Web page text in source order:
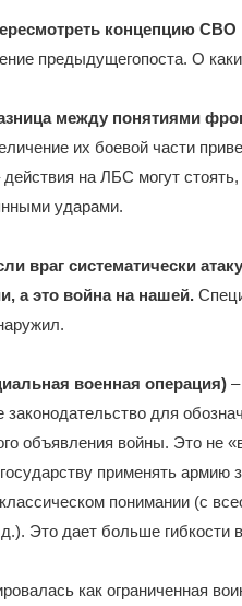
концепцию СВО
предыдущегопоста. О
между понятиями
их боевой части
действия на ЛБС могут
ударами.
враг систематически
а это война на нашей.
военная операция)
законодательство для
объявления войны. Это не
применять
понимании (с
д.). Это дает больше гибкости
как ограниченная